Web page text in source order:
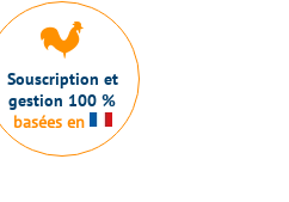
Souscription et
gestion 100 %
basées en